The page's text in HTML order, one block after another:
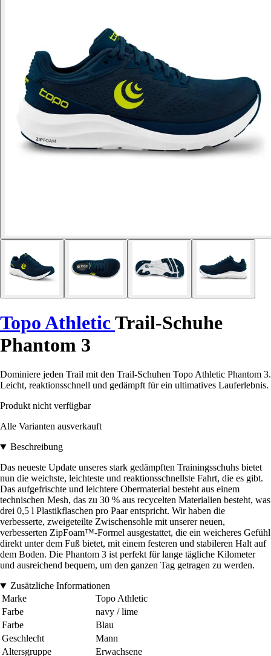
Topo AthleticTrail-Schuhe
Phantom 3
Dominiere jeden Trail mit den Trail-Schuhen Topo Athletic Phantom 3.
Leicht, reaktionsschnell und gedämpft für ein ultimatives Lauferlebnis.
Produkt nicht verfügbar
Alle Varianten ausverkauft
Beschreibung
Das neueste Update unseres stark gedämpften Trainingsschuhs bietet
nun die weichste, leichteste und reaktionsschnellste Fahrt, die es gibt.
Das aufgefrischte und leichtere Obermaterial besteht aus einem
technischen Mesh, das zu 30 % aus recycelten Materialien besteht, was
drei 0,5 l Plastikflaschen pro Paar entspricht. Wir haben die
verbesserte, zweigeteilte Zwischensohle mit unserer neuen,
verbesserten ZipFoam™-Formel ausgestattet, die ein weicheres Gefühl
direkt unter dem Fuß bietet, mit einem festeren und stabileren Halt auf
dem Boden. Die Phantom 3 ist perfekt für lange tägliche Kilometer
und ausreichend bequem, um den ganzen Tag getragen zu werden.
Zusätzliche Informationen
Marke
Topo Athletic
Farbe
navy / lime
Farbe
Blau
Geschlecht
Mann
Altersgruppe
Erwachsene